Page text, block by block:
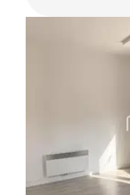
rond-point) et un
transports en
Le local
71 m²,
bureau et salle
sofa. Sa
géographique
stratégique
s’implanter
établi. Le bail
droit au bail
loyer mensuel
est
activités de